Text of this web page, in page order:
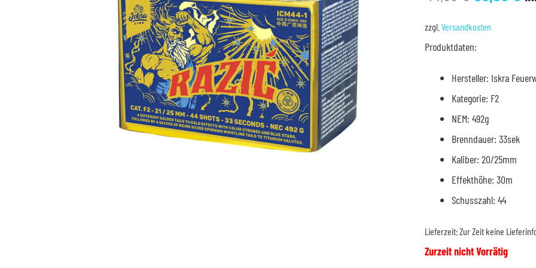
Preis
war:
44,99 €
zzgl. Versandkosten
Produktdaten:
Hersteller: Iskra
Kategorie: F2
NEM: 492g
Brenndauer: 33sek
Kaliber: 20/25mm
Effekthöhe: 30m
Schusszahl: 44
Lieferzeit:Zur Zeit keine
Zurzeit nicht Vorrätig